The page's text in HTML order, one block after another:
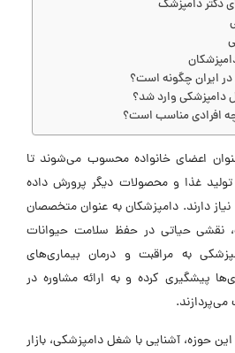
دکتر دامپزشک
ایران چگونه است؟
دامپزشکی وارد شد؟
افرادی مناسب است؟
اعضای خانواده محسوب می‌شوند تا
غذا و محصولات دیگر پرورش داده
دارند. دامپزشکان به عنوان متخصصان
نقشی حیاتی در حفظ سلامت حیوانات
به مراقبت و درمان بیماری‌های
پیشگیری کرده و به ارائه مشاوره در
می‌پردازند.
حوزه، آشنایی با شغل دامپزشکی، بازار